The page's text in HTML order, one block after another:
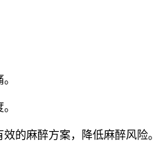
的麻醉方案，降低麻醉风险。